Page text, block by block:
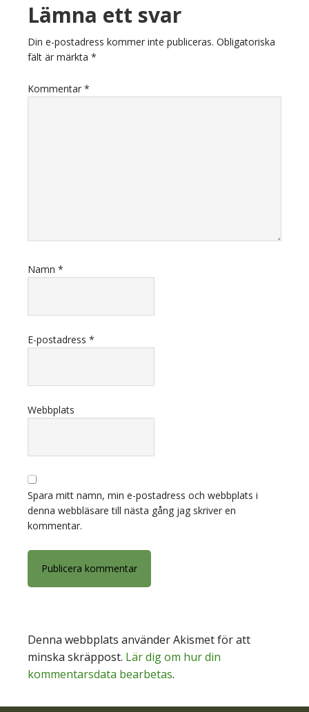
Läsarkommentarer
Lämna ett svar
Din e-postadress kommer inte publiceras. Obligatoriska
fält är märkta *
Kommentar *
Namn *
E-postadress *
Webbplats
Spara mitt namn, min e-postadress och webbplats i
denna webbläsare till nästa gång jag skriver en
kommentar.
Denna webbplats använder Akismet för att
minska skräppost. Lär dig om hur din
kommentarsdata bearbetas.